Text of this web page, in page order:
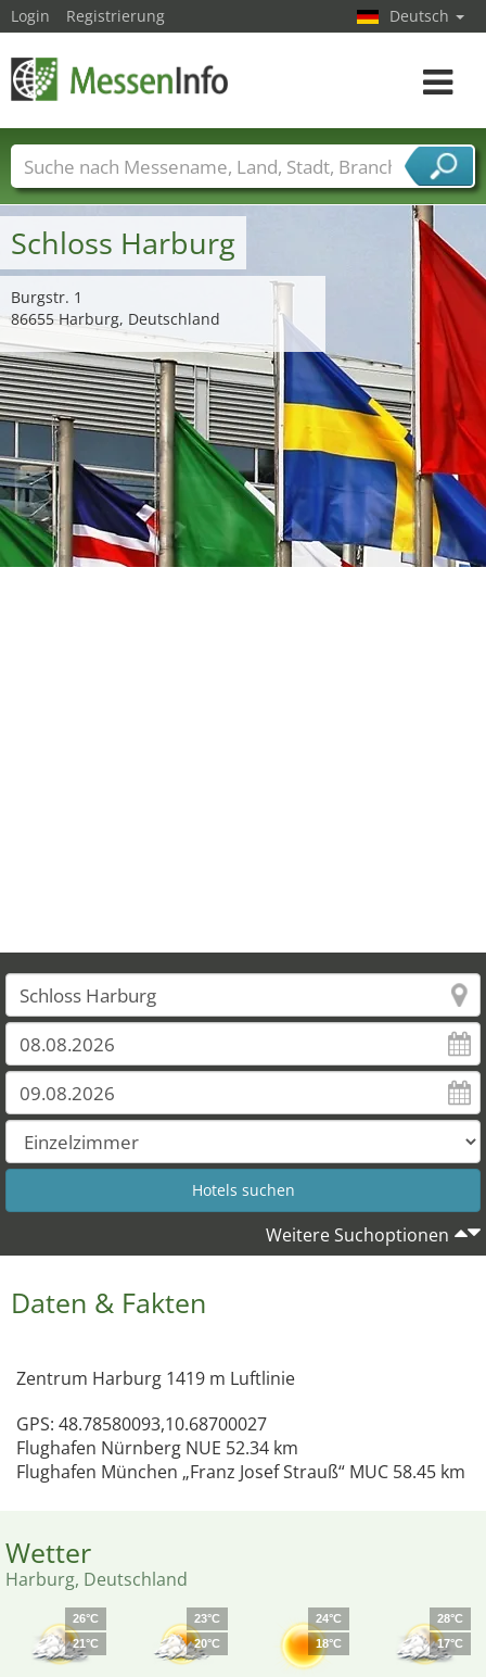
Schloss Harburg
Burgstr. 1
86655 Harburg, Deutschland
Weitere Suchoptionen
Daten & Fakten
Zentrum Harburg 1419 m Luftlinie
GPS: 48.78580093,10.68700027
Flughafen Nürnberg NUE 52.34 km
Flughafen München „Franz Josef Strauß“ MUC 58.45 km
Wetter
Harburg, Deutschland
26°C
21°C
23°C
20°C
24°C
18°C
28°C
17°C
Login Registrierung Deutsch
Toggle
Messenamen Länder Städte
Branchen
Dienstleisterbranchen